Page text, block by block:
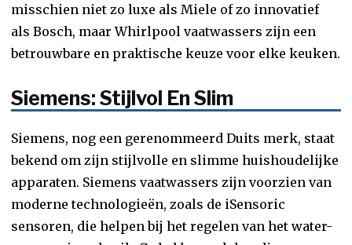
misschien niet zo luxe als Miele of zo innovatief
als Bosch, maar Whirlpool vaatwassers zijn een
betrouwbare en praktische keuze voor elke keuken.
Siemens: Stijlvol En Slim
Siemens, nog een gerenommeerd Duits merk, staat
bekend om zijn stijlvolle en slimme huishoudelijke
apparaten. Siemens vaatwassers zijn voorzien van
moderne technologieën, zoals de iSensoric
sensoren, die helpen bij het regelen van het water-